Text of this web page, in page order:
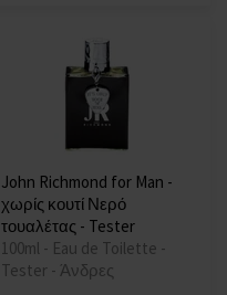
John Richmond for Man -
χωρίς κουτί Νερό
τουαλέτας - Tester
100ml - Eau de Toilette -
Tester - Άνδρες